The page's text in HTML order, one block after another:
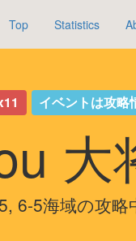
Top Statistics
イベントは攻
6-5海域の攻略